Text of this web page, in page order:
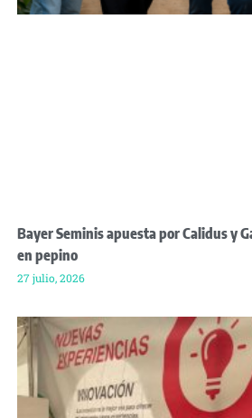
Bayer Seminis apuesta por Calidus y
en pepino
27 julio, 2026